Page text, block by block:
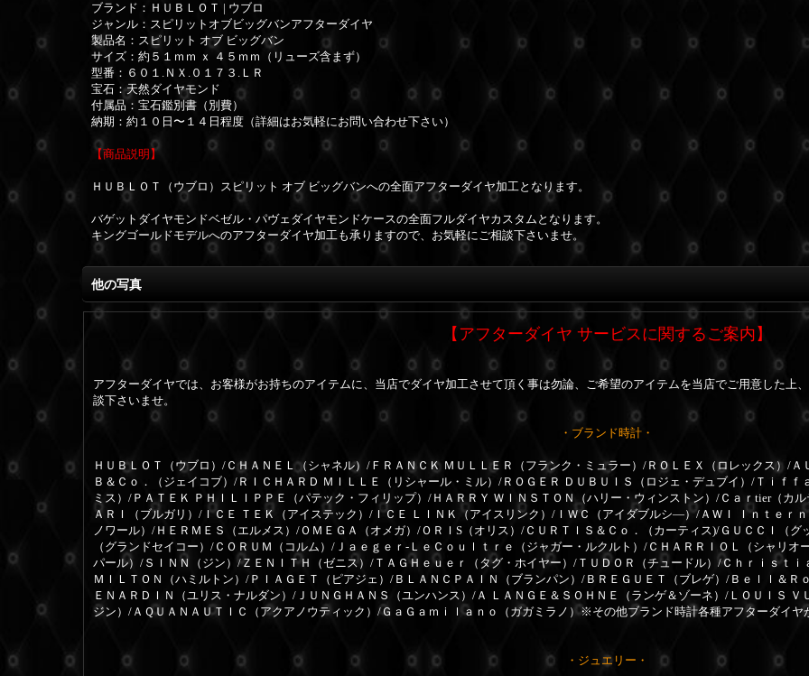
ブランド：ＨＵＢＬＯＴ | ウブロ
ジャンル：スピリットオブビッグバンアフターダイヤ
製品名：スピリット オブ ビッグバン
サイズ：約５１ｍｍ ｘ ４５ｍｍ（リューズ含まず）
型番：６０１.ＮＸ.０１７３.ＬＲ
宝石：天然ダイヤモンド
付属品：宝石鑑別書（別費）
納期：約１０日〜１４日程度 （詳細はお気軽にお問い合わせ下さい）
【商品説明 】
ＨＵＢＬＯＴ（ウブロ）スピリット オブ ビッグバンへの全面アフターダイヤ加工となります。
バゲットダイヤモンドベゼル・パヴェダイヤモンドケースの全面フルダイヤカスタムとなります。
キングゴールドモデルへのアフターダイヤ加工も承りますので、お気軽にご相談下さいませ。
他の写真
【アフターダイヤ サービスに関するご案内】
アフターダイヤでは、お客様がお持ちのアイテムに、当店でダイヤ加工させて頂く事は勿論、ご希望のアイテムを当店でご用意した上
談下さいませ。
・ブランド時計・
ＨＵＢＬＯＴ（ウブロ）/ＣＨＡＮＥＬ（シャネル）/ＦＲＡＮＣＫ ＭＵＬＬＥＲ（フランク・ミュラー）/ＲＯＬＥＸ（ロレックス）/
Ｂ＆Ｃｏ．（ジェイコブ）/ＲＩＣＨＡＲＤ ＭＩＬＬＥ（リシャール・ミル）/ＲＯＧＥＲ ＤＵＢＵＩＳ（ロジェ・デュブイ）/Ｔｉｆ
ミス）/ＰＡＴＥＫ ＰＨＩＬＩＰＰＥ（パテック・フィリップ）/ＨＡＲＲＹ ＷＩＮＳＴＯＮ（ハリー・ウィンストン）/Ｃａｒtier（カ
ＡＲＩ（ブルガリ）/ＩＣＥ ＴＥＫ（アイステック）/ＩＣＥ ＬＩＮＫ（アイスリンク）/ＩＷＣ（アイダブルシ―）/ＡＷＩ Ｉｎｔｅｒ
ノワール）/ＨＥＲＭＥＳ（エルメス）/ＯＭＥＧＡ（オメガ）/ＯＲＩS（オリス）/ＣＵＲＴＩＳ＆Ｃｏ．（カーティス)/ＧＵＣＣＩ（
（グランドセイコー）/ＣＯＲＵＭ（コルム）/Ｊａｅｇｅｒ-ＬｅＣｏｕｌｔｒｅ（ジャガー・ルクルト）/ＣＨＡＲＲＩＯＬ（シャリ
パール）/ＳＩＮＮ（ジン）/ＺＥＮＩＴＨ（ゼニス）/ＴＡＧＨｅｕｅｒ（タグ・ホイヤー）/ＴＵＤＯＲ（チュードル）/Ｃｈｒｉｓｔ
ＭＩＬＴＯＮ（ハミルトン）/ＰＩＡＧＥＴ（ピアジェ）/ＢＬＡＮＣＰＡＩＮ（ブランパン）/ＢＲＥＧＵＥＴ（ブレゲ）/Ｂｅｌｌ＆
ＥＮＡＲＤＩＮ（ユリス・ナルダン）/ＪＵＮＧＨＡＮＳ（ユンハンス）/Ａ ＬＡＮＧＥ＆ＳＯＨＮＥ（ランゲ＆ゾーネ）/ＬＯＵＩＳ
ジン）/ＡＱＵＡＮＡＵＴＩＣ（アクアノウティック）/ＧａＧａｍｉｌａｎｏ（ガガミラノ）※その他ブランド時計各種アフターダイヤ
・ジュエリー・